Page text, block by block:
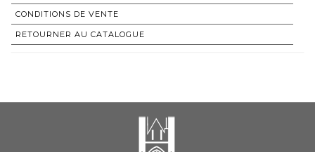
CONDITIONS DE VENTE
RETOURNER AU CATALOGUE